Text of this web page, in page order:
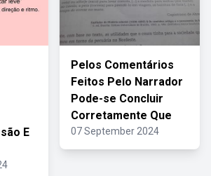
E
Pelos Comentários
Feitos Pelo Narrador
Pode-se Concluir
Corretamente Que
07 September 2024